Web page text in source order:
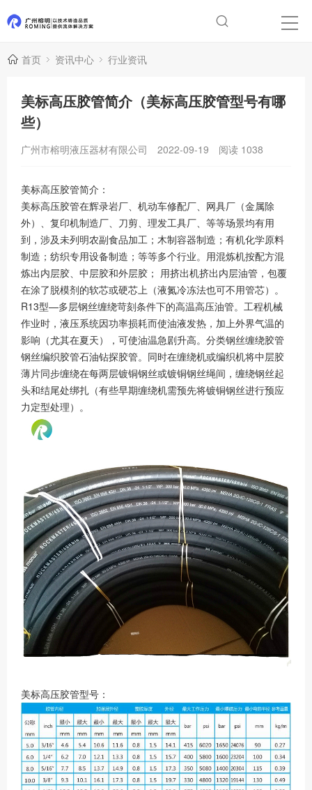
首页 资讯中心 行业资讯
美标高压胶管简介（美标高压胶管型号有哪
些）
广州市榕明液压器材有限公司 2022-09-19 阅读 1038
美标高压胶管简介：
美标高压胶管在辉录岩厂、机动车修配厂、网具厂（金属除
外）、复印机制造厂、刀剪、理发工具厂、等等场景均有用
到，涉及未列明农副食品加工；木制容器制造；有机化学原料
制造；纺织专用设备制造；等等多个行业。用混炼机按配方混
炼出内层胶、中层胶和外层胶； 用挤出机挤出内层油管，包覆
在涂了脱模剂的软芯或硬芯上（液氮冷冻法也可不用管芯）。
R13型—多层钢丝缠绕苛刻条件下的高温高压油管。工程机械
作业时，液压系统因功率损耗而使油液发热，加上外界气温的
影响（尤其在夏天），可使油温急剧升高。分类钢丝缠绕胶管
钢丝编织胶管石油钻探胶管。同时在缠绕机或编织机将中层胶
薄片同步缠绕在每两层镀铜钢丝或镀铜钢丝绳间，缠绕钢丝起
头和结尾处绑扎（有些早期缠绕机需预先将镀铜钢丝进行预应
力定型处理）。
美标高压胶管型号：